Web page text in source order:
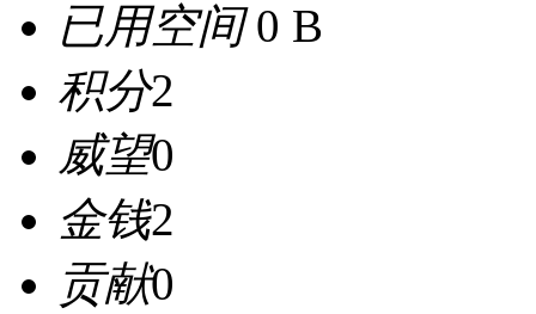
已用空间0 B
积分2
威望0
金钱2
贡献0